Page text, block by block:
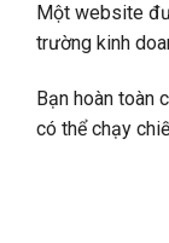
Một website
trường kinh
Bạn hoàn toàn
có thể chạy